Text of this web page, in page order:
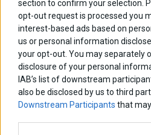
section to confirm your selection.
opt-out request is processed you
interest-based ads based on
us or personal information
your opt-out. You may separately
disclosure of your personal
IAB’s list of downstream
also be disclosed by us to third
Downstream Participants that